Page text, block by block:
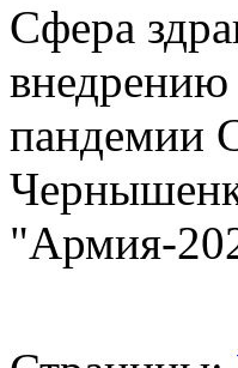
Сфера
внедрению
пандемии
"Армия-